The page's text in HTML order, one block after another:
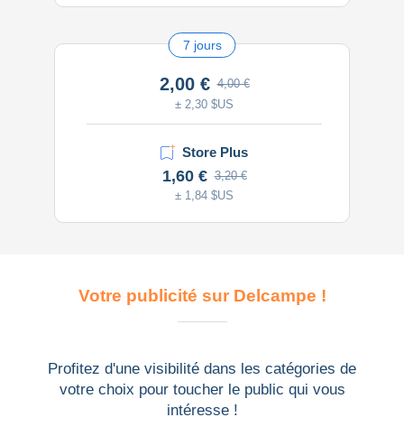
7 jours
2,00 € 4,00 €
± 2,30 $US
Store Plus
1,60 € 3,20 €
± 1,84 $US
Votre publicité sur Delcampe !
Profitez d'une visibilité dans les catégories de
votre choix pour toucher le public qui vous
intéresse !